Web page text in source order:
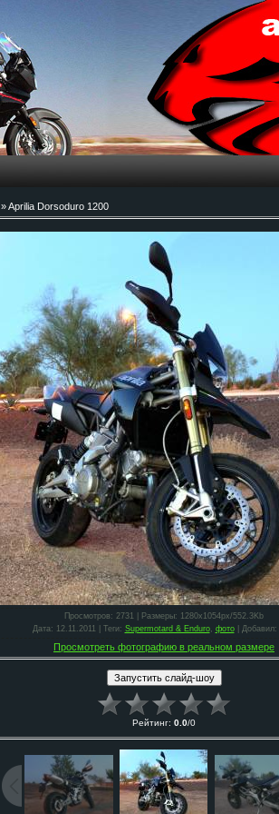
» Aprilia Dorsoduro 1200
Просмотров: 2731 | Размеры: 1280x1054px/552.3Kb
Дата : 12.11.2011 | Теги: Supermotard & Enduro, фото| Добавил:
Просмотреть фотографию в реальном размере
Рейтинг: 0.0/0